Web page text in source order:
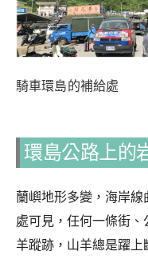
騎車環島的補給處
環島公路上的
蘭嶼地形多變，海岸
處可見，任何一條街
羊蹤跡，山羊總是躍